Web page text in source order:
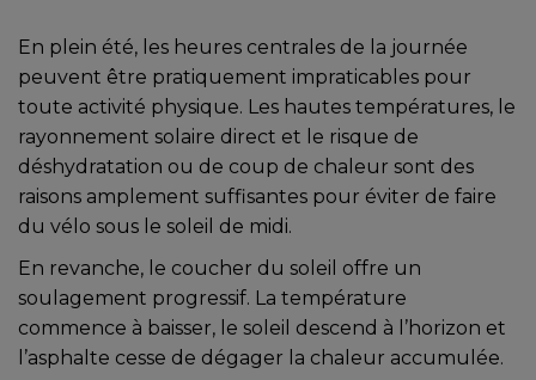
En plein été, les heures centrales de la journée
peuvent être pratiquement impraticables pour
toute activité physique. Les hautes températures, le
rayonnement solaire direct et le risque de
déshydratation ou de coup de chaleur sont des
raisons amplement suffisantes pour éviter de faire
du vélo sous le soleil de midi.
En revanche, le coucher du soleil offre un
soulagement progressif. La température
commence à baisser, le soleil descend à l’horizon et
l’asphalte cesse de dégager la chaleur accumulée.